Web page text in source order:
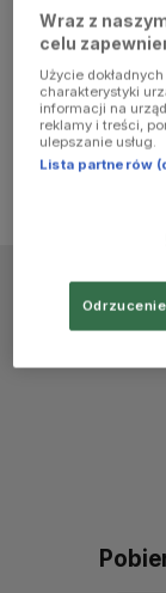
console for
more
information)
Wraz z
celu
Użycie
charakterystyki
informacji na
reklamy i treści,
ulepszanie usług.
Lista partnerów